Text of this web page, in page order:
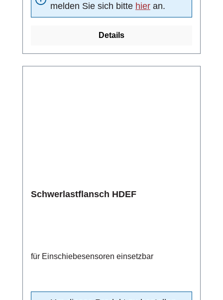
melden Sie sich bitte hier an.
Details
Schwerlastflansch HDEF
für Einschiebesensoren einsetzbar